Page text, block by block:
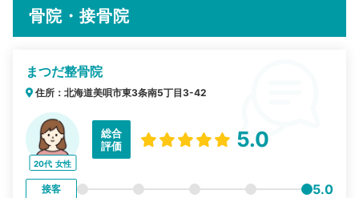
骨院・接骨院
まつだ整骨院
住所：北海道美唄市東3条南5丁目3-42
20代 女性
総合
評価
5.0
接客 5.0